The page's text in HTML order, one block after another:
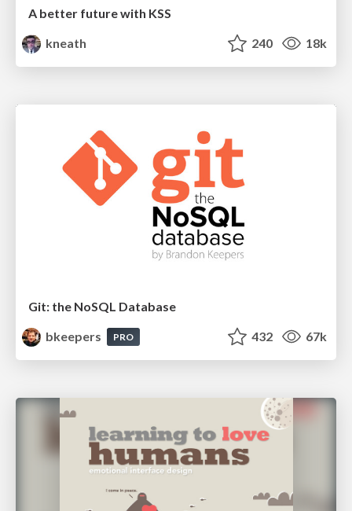
A better future with KSS
kneath
240 18k
Git: the NoSQL Database
bkeepers
PRO 432 67k